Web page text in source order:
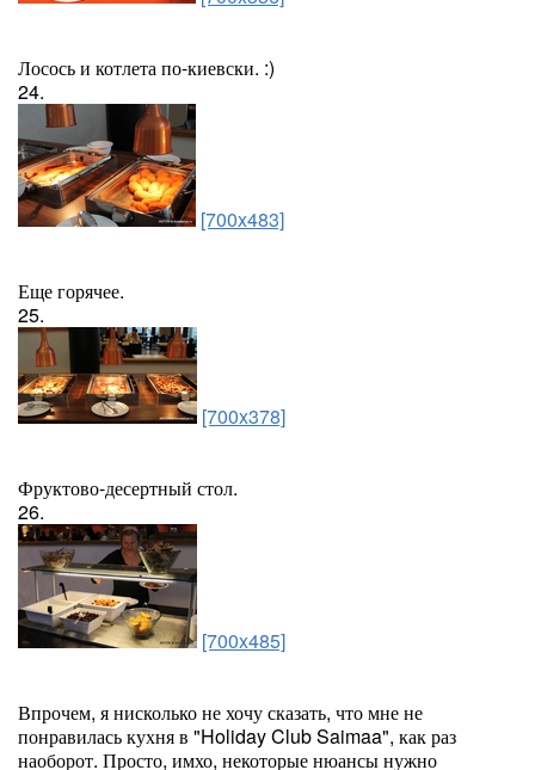
Лосось и котлета по-киевски. :)
24.
[700x483]
Еще горячее.
25.
[700x378]
Фруктово-десертный стол.
26.
[700x485]
Впрочем, я нисколько не хочу сказать, что мне не
понравилась кухня в "Holiday Club Saimaa", как раз
наоборот. Просто, имхо, некоторые нюансы нужно